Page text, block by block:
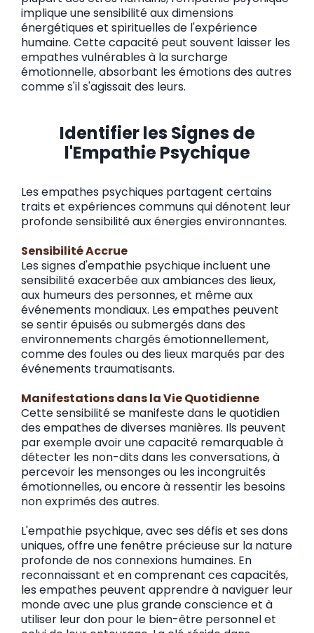
implique une sensibilité aux dimensions
énergétiques et spirituelles de l'expérience
humaine. Cette capacité peut souvent laisser les
empathes vulnérables à la surcharge
émotionnelle, absorbant les émotions des autres
comme s'il s'agissait des leurs.
Identifier les Signes de
l'Empathie Psychique
Les empathes psychiques partagent certains
traits et expériences communs qui dénotent leur
profonde sensibilité aux énergies environnantes.
Sensibilité Accrue
Les signes d'empathie psychique incluent une
sensibilité exacerbée aux ambiances des lieux,
aux humeurs des personnes, et même aux
événements mondiaux. Les empathes peuvent
se sentir épuisés ou submergés dans des
environnements chargés émotionnellement,
comme des foules ou des lieux marqués par des
événements traumatisants.
Manifestations dans la Vie Quotidienne
Cette sensibilité se manifeste dans le quotidien
des empathes de diverses manières. Ils peuvent
par exemple avoir une capacité remarquable à
détecter les non-dits dans les conversations, à
percevoir les mensonges ou les incongruités
émotionnelles, ou encore à ressentir les besoins
non exprimés des autres.
L'empathie psychique, avec ses défis et ses dons
uniques, offre une fenêtre précieuse sur la nature
profonde de nos connexions humaines. En
reconnaissant et en comprenant ces capacités,
les empathes peuvent apprendre à naviguer leur
monde avec une plus grande conscience et à
utiliser leur don pour le bien-être personnel et